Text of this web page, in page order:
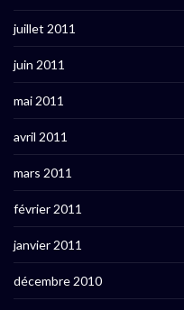
juillet 2011
juin 2011
mai 2011
avril 2011
mars 2011
février 2011
janvier 2011
décembre 2010